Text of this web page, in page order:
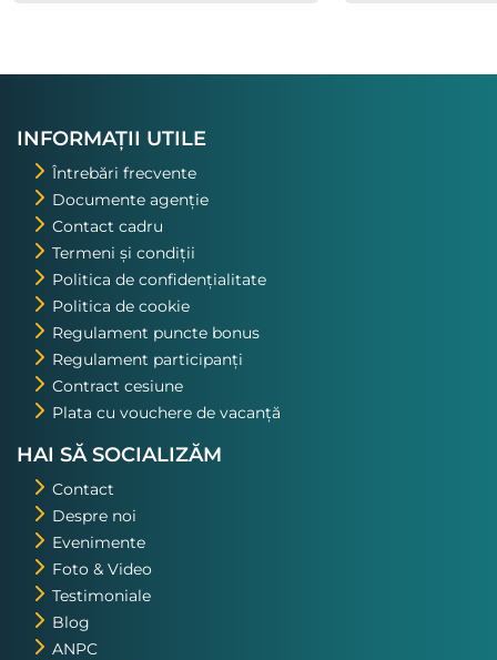
excursiile pe care o voi repeta!
INFORMAȚII UTILE
Întrebări frecvente
Documente agenție
Contact cadru
Termeni și condiții
Politica de confidențialitate
Politica de cookie
Regulament puncte bonus
Regulament participanți
Contract cesiune
Plata cu vouchere de vacanță
HAI SĂ SOCIALIZĂM
Contact
Despre noi
Evenimente
Foto & Video
Testimoniale
Blog
ANPC